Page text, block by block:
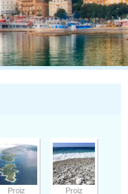
Proiz
Proiz